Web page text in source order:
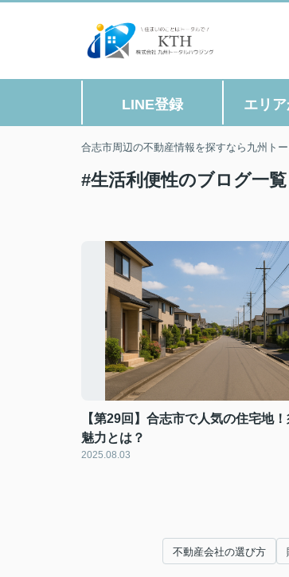
LINE登録 エリ
合志市周辺の不動産情報を探すなら九州ト
#生活利便性のブログ一覧
【第29回】合志市で人気の住宅地
魅力とは？
2025.08.03
不動産会社の選び方